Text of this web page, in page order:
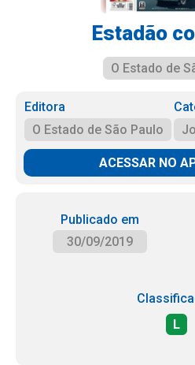
Estadão
O Estado de
Editora
O Estado de São Paulo
ACESSAR NO
Publicado em
30/09/2019
L